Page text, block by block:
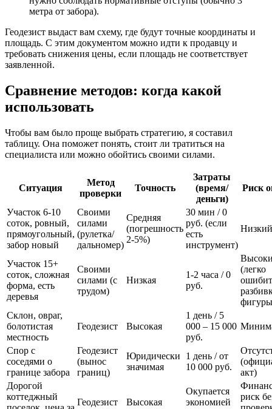
метра от забора).
Геодезист выдаст вам схему, где будут точные координаты и
площадь. С этим документом можно идти к продавцу и
требовать снижения цены, если площадь не соответствует
заявленной.
Сравнение методов: когда какой
использовать
Чтобы вам было проще выбрать стратегию, я составил
таблицу. Она поможет понять, стоит ли тратиться на
специалиста или можно обойтись своими силами.
Ситуация
Метод
проверки
Точность
Затраты
(время/
деньги)
Риск
Участок 6-10
соток, ровный,
прямоугольный,
забор новый
Своими
силами
(рулетка/
дальномер)
Средняя
(погрешность
2-5%)
30 мин / 0
руб. (если
есть
инструмент)
Низкий
Участок 15+
соток, сложная
форма, есть
деревья
Своими
силами (с
трудом)
Низкая
1-2 часа / 0
руб.
(легко
Склон, овраг,
болотистая
местность
Геодезист Высокая
1 день / 5
000 – 15 000
руб.
Спор с
соседями о
границе забора
Геодезист
(вынос
границ)
Юридически
значимая
1 день / от
10 000 руб.
акт)
Дорогой
коттеджный
Геодезист Высокая
Окупается
экономией
риск